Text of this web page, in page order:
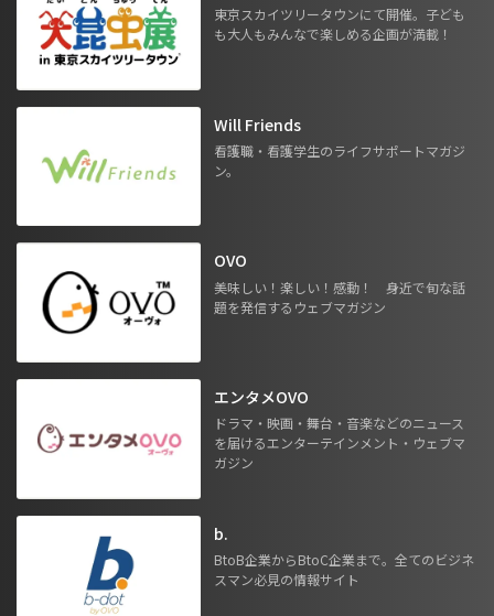
東京スカイツリータウンにて開催。子ども
も大人もみんなで楽しめる企画が満載！
Will Friends
看護職・看護学生のライフサポートマガジ
ン。
OVO
美味しい！楽しい！感動！ 身近で旬な話
題を発信するウェブマガジン
エンタメOVO
ドラマ・映画・舞台・音楽などのニュース
を届けるエンターテインメント・ウェブマ
ガジン
b.
BtoB企業からBtoC企業まで。全てのビジネ
スマン必見の情報サイト